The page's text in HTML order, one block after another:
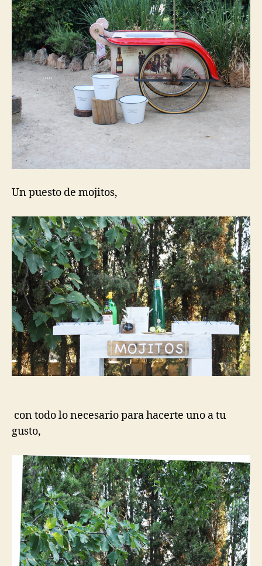
Un puesto de mojitos,
con todo lo necesario para hacerte uno a tu
gusto,